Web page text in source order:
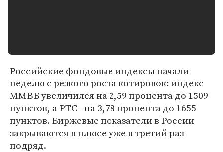
Российские фондовые индексы начали
неделю с резкого роста котировок: индекс
ММВБ увеличился на 2,59 процента до 1509
пунктов, а РТС - на 3,78 процента до 1655
пунктов. Биржевые показатели в России
закрываются в плюсе уже в третий раз
подряд.